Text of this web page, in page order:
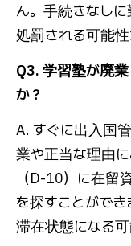
ん。手続きなし
処罰される可能性
Q3. 学習塾が廃
か？
A. すぐに出入国
業や正当な理由
（D-10）に在留
を探すことがで
滞在状態になる可